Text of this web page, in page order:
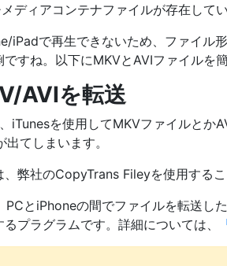
ディアコンテナファイルが存在してい
iPadで再生できないため、ファイル
すね。以下にMKVとAVIファイルを
AVIを転送
iTunesを使用してMKVファイルとか
てしまいます。
弊社のCopyTrans Fileyを使用するこ
とiPhoneの間でファイルを転送し
プラグラムです。詳細については、